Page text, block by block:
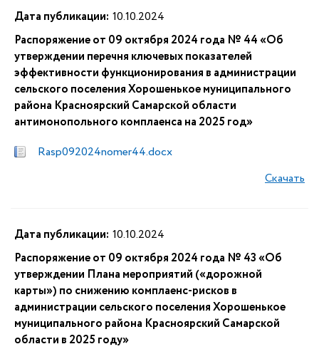
Дата публикации: 10.10.2024
Распоряжение от 09 октября 2024 года № 44 «Об
утверждении перечня ключевых показателей
эффективности функционирования в администрации
сельского поселения Хорошенькое муниципального
района Красноярский Самарской области
антимонопольного комплаенса на 2025 год»
Rasp092024nomer44.docx
Скачать
Дата публикации: 10.10.2024
Распоряжение от 09 октября 2024 года № 43 «Об
утверждении Плана мероприятий («дорожной
карты») по снижению комплаенс-рисков в
администрации сельского поселения Хорошенькое
муниципального района Красноярский Самарской
области в 2025 году»